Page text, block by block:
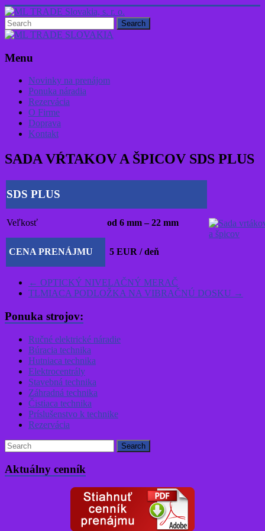
Skip
to
content
ML
Slovakia,
Profesionálne
náradie
prenájom:
všetko,
pre
stavbu
a
záhradu
Menu
Novinky na prenájom
Ponuka náradia
Rezervácia
O Firme
Doprava
Kontakt
SADA VŔTAKOV A ŠPICOV SDS PLUS
SDS PLUS
Veľkosť od 6 mm – 22 mm
CENA PRENÁJMU 5 EUR / deň
← OPTICKÝ NIVELAČNÝ MERAČ
TLMIACA PODLOŽKA NA VIBRAČNÚ DOSKU →
Ponuka strojov:
Ručné elektrické náradie
Búracia technika
Hutniaca technika
Elektrocentrály
Stavebná technika
Záhradná technika
Čistiaca technika
Príslušenstvo k technike
Rezervácia
Aktuálny cenník